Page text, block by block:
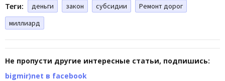
Теги: деньги закон субсидии
Ремонт дорог
миллиард
Не пропусти другие интересные статьи, подпишись:
bigmir)net в facebook